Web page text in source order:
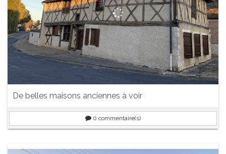
De belles maisons anciennes à voir
0 commentaire(s)